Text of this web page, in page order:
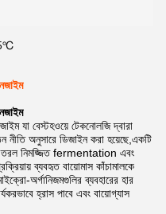
যা বেস্টহওয়ে টেকনোলজি দ্বারা
নীতি অনুসারে ডিজাইন করা হয়েছে,একটি
তরল নিমজ্জিত fermentation এবং
ব্যবহৃত বায়োমাস কাঁচামালকে
অর্গানিজমগুলির ব্যবহারের হার
হ্রাস পাবে এবং বায়োগ্যাস